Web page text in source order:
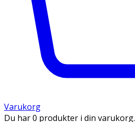
Varukorg
Du har 0 produkter i din varukorg.